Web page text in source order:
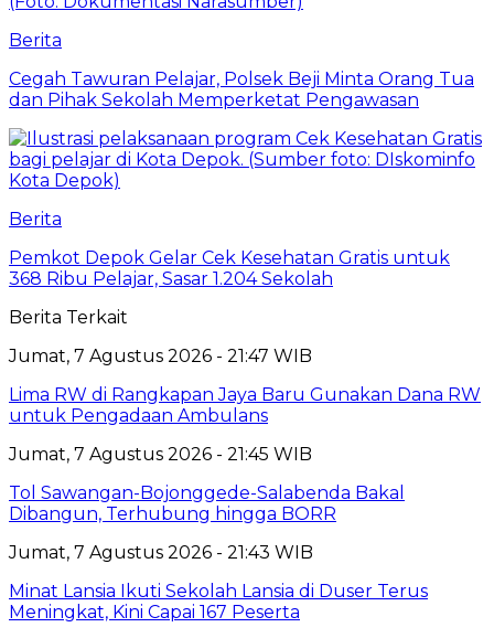
Berita
Cegah Tawuran Pelajar, Polsek Beji Minta Orang Tua
dan Pihak Sekolah Memperketat Pengawasan
Berita
Pemkot Depok Gelar Cek Kesehatan Gratis untuk
368 Ribu Pelajar, Sasar 1.204 Sekolah
Berita Terkait
Jumat, 7 Agustus 2026 - 21:47 WIB
Lima RW di Rangkapan Jaya Baru Gunakan Dana RW
untuk Pengadaan Ambulans
Jumat, 7 Agustus 2026 - 21:45 WIB
Tol Sawangan-Bojonggede-Salabenda Bakal
Dibangun, Terhubung hingga BORR
Jumat, 7 Agustus 2026 - 21:43 WIB
Minat Lansia Ikuti Sekolah Lansia di Duser Terus
Meningkat, Kini Capai 167 Peserta